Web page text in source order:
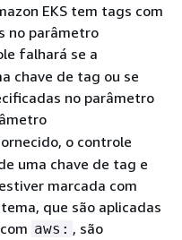
EKS tem tags com
no parâmetro
falhará se a
chave de tag ou se
no parâmetro
o controle
uma chave de tag e
marcada com
que são aplicadas
aws: , são